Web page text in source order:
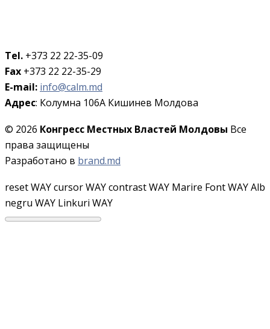
Tel. +373 22 22-35-09
Fax +373 22 22-35-29
E-mail: info@calm.md
Адрес: Колумна 106A Кишинев Молдова
© 2026 Конгресс Местных Властей Молдовы Все
права защищены
Разработано в brand.md
reset WAYcursor WAYcontrast WAY Marire Font WAYAlb
negru WAY Linkuri WAY